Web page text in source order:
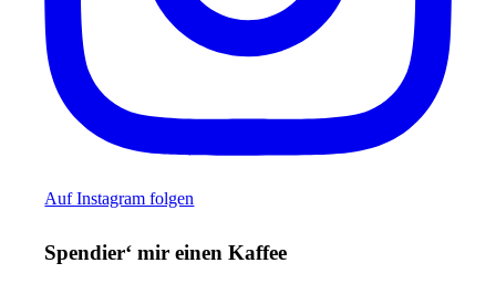
Auf Instagram folgen
Spendier‘ mir einen Kaffee